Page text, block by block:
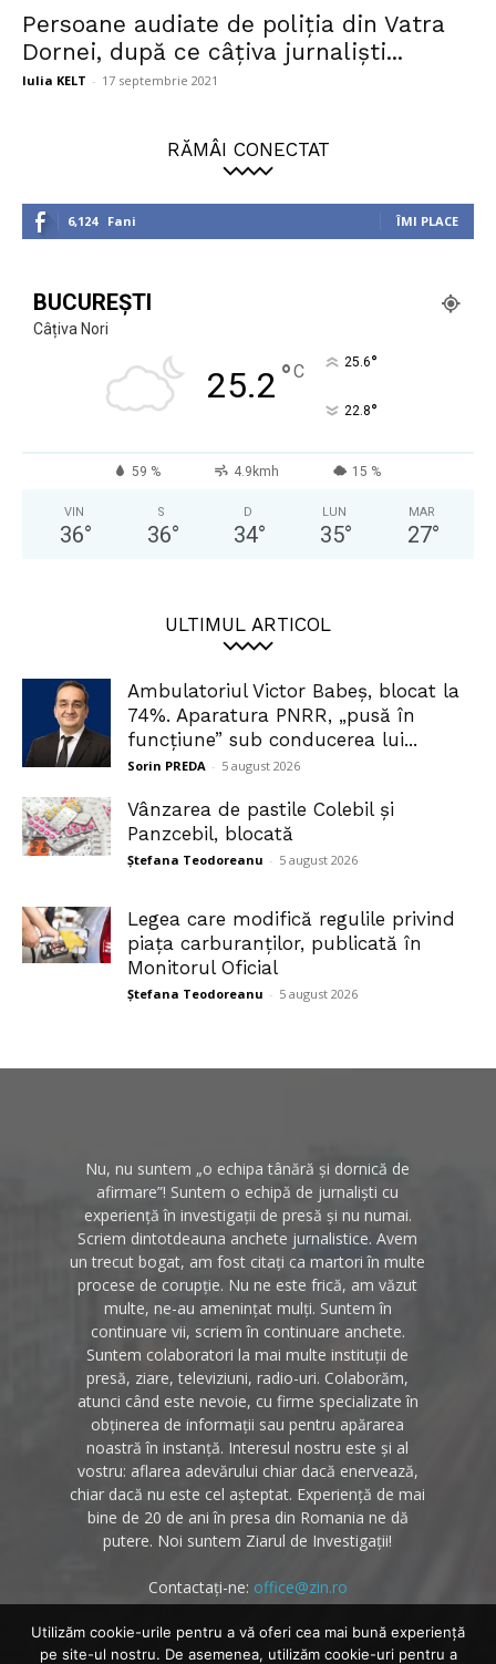
Persoane audiate de poliția din Vatra
Dornei, după ce câțiva jurnaliști...
Iulia KELT - 17 septembrie 2021
RĂMÂI CONECTAT
6,124 Fani ÎMI PLACE
BUCUREȘTI
Câțiva Nori
25.2 °C 25.6°
22.8°
59 % 4.9kmh 15 %
VIN
36°
S
36°
D
34°
LUN
35°
MAR
27°
ULTIMUL ARTICOL
Ambulatoriul Victor Babeș, blocat la
74%. Aparatura PNRR, „pusă în
funcțiune” sub conducerea lui...
Sorin PREDA - 5 august 2026
Vânzarea de pastile Colebil și
Panzcebil, blocată
Ștefana Teodoreanu - 5 august 2026
Legea care modifică regulile privind
piața carburanților, publicată în
Monitorul Oficial
Ștefana Teodoreanu - 5 august 2026
Nu, nu suntem „o echipa tânără și dornică de
afirmare”! Suntem o echipă de jurnaliști cu
experiență în investigații de presă și nu numai.
Scriem dintotdeauna anchete jurnalistice. Avem
un trecut bogat, am fost citați ca martori în multe
procese de corupție. Nu ne este frică, am văzut
multe, ne-au amenințat mulți. Suntem în
continuare vii, scriem în continuare anchete.
Suntem colaboratori la mai multe instituții de
presă, ziare, televiziuni, radio-uri. Colaborăm,
atunci când este nevoie, cu firme specializate în
obținerea de informații sau pentru apărarea
noastră în instanță. Interesul nostru este și al
vostru: aflarea adevărului chiar dacă enervează,
chiar dacă nu este cel așteptat. Experiență de mai
bine de 20 de ani în presa din Romania ne dă
putere. Noi suntem Ziarul de Investigații!
Contactați-ne: office@zin.ro
Utilizăm cookie-urile pentru a vă oferi cea mai bună experiență
pe site-ul nostru. De asemenea, utilizăm cookie-uri pentru a